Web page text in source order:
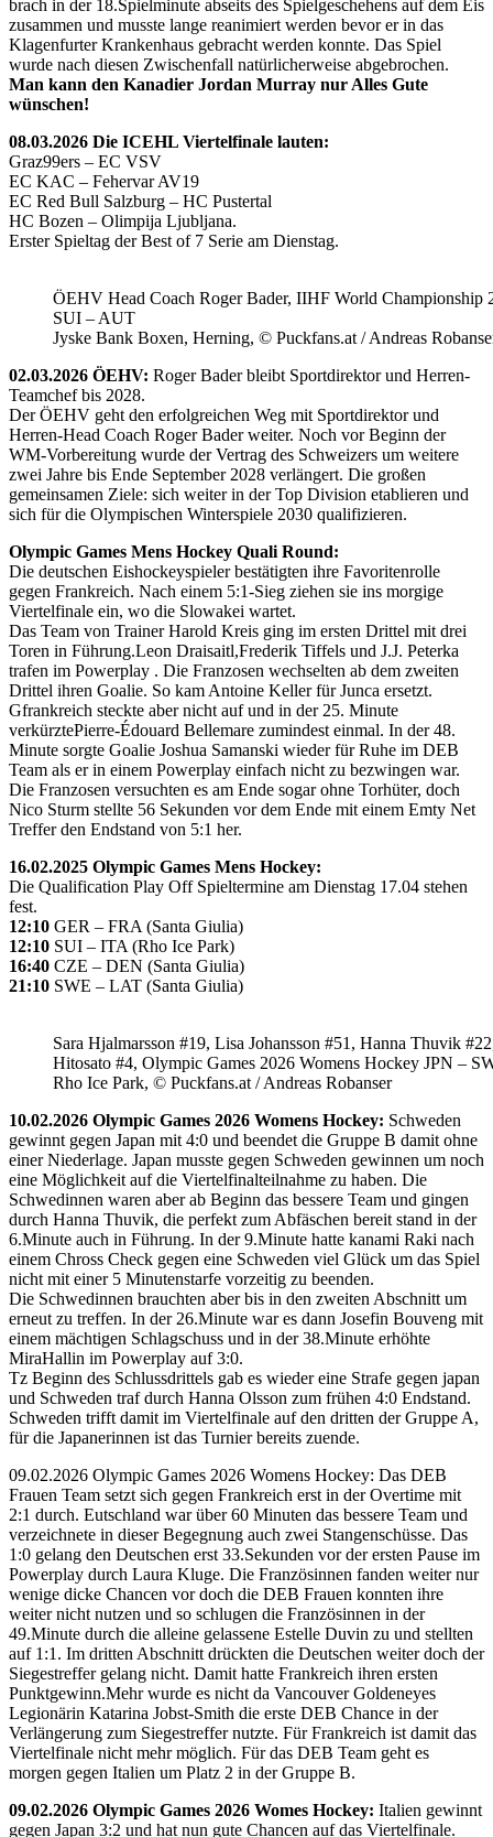
brach in der 18.Spielminute abseits des Spielgeschehens auf dem Eis
zusammen und musste lange reanimiert werden bevor er in das
Klagenfurter Krankenhaus gebracht werden konnte. Das Spiel
wurde nach diesen Zwischenfall natürlicherweise abgebrochen.
Man kann den Kanadier Jordan Murray nur Alles Gute
wünschen!
08.03.2026 Die ICEHL Viertelfinale lauten:
Graz99ers – EC VSV
EC KAC – Fehervar AV19
EC Red Bull Salzburg – HC Pustertal
HC Bozen – Olimpija Ljubljana.
Erster Spieltag der Best of 7 Serie am Dienstag.
ÖEHV Head Coach Roger Bader, IIHF World Championship
SUI – AUT
Jyske Bank Boxen, Herning, © Puckfans.at / Andreas
02.03.2026 ÖEHV: Roger Bader bleibt Sportdirektor und Herren-
Teamchef bis 2028.
Der ÖEHV geht den erfolgreichen Weg mit Sportdirektor und
Herren-Head Coach Roger Bader weiter. Noch vor Beginn der
WM-Vorbereitung wurde der Vertrag des Schweizers um weitere
zwei Jahre bis Ende September 2028 verlängert. Die großen
gemeinsamen Ziele: sich weiter in der Top Division etablieren und
sich für die Olympischen Winterspiele 2030 qualifizieren.
Olympic Games Mens Hockey Quali Round:
Die deutschen Eishockeyspieler bestätigten ihre Favoritenrolle
gegen Frankreich. Nach einem 5:1-Sieg ziehen sie ins morgige
Viertelfinale ein, wo die Slowakei wartet.
Das Team von Trainer Harold Kreis ging im ersten Drittel mit drei
Toren in Führung.Leon Draisaitl,Frederik Tiffels und J.J. Peterka
trafen im Powerplay . Die Franzosen wechselten ab dem zweiten
Drittel ihren Goalie. So kam Antoine Keller für Junca ersetzt.
Gfrankreich steckte aber nicht auf und in der 25. Minute
verkürztePierre-Édouard Bellemare zumindest einmal. In der 48.
Minute sorgte Goalie Joshua Samanski wieder für Ruhe im DEB
Team als er in einem Powerplay einfach nicht zu bezwingen war.
Die Franzosen versuchten es am Ende sogar ohne Torhüter, doch
Nico Sturm stellte 56 Sekunden vor dem Ende mit einem Emty Net
Treffer den Endstand von 5:1 her.
16.02.2025 Olympic Games Mens Hockey:
Die Qualification Play Off Spieltermine am Dienstag 17.04 stehen
fest.
12:10 GER – FRA (Santa Giulia)
12:10 SUI – ITA (Rho Ice Park)
16:40 CZE – DEN (Santa Giulia)
21:10 SWE – LAT (Santa Giulia)
Sara Hjalmarsson #19, Lisa Johansson #51, Hanna Thuvik
Hitosato #4, Olympic Games 2026 Womens Hockey JPN –
Rho Ice Park, © Puckfans.at / Andreas Robanser
10.02.2026 Olympic Games 2026 Womens Hockey: Schweden
gewinnt gegen Japan mit 4:0 und beendet die Gruppe B damit ohne
einer Niederlage. Japan musste gegen Schweden gewinnen um noch
eine Möglichkeit auf die Viertelfinalteilnahme zu haben. Die
Schwedinnen waren aber ab Beginn das bessere Team und gingen
durch Hanna Thuvik, die perfekt zum Abfäschen bereit stand in der
6.Minute auch in Führung. In der 9.Minute hatte kanami Raki nach
einem Chross Check gegen eine Schweden viel Glück um das Spiel
nicht mit einer 5 Minutenstarfe vorzeitig zu beenden.
Die Schwedinnen brauchten aber bis in den zweiten Abschnitt um
erneut zu treffen. In der 26.Minute war es dann Josefin Bouveng mit
einem mächtigen Schlagschuss und in der 38.Minute erhöhte
MiraHallin im Powerplay auf 3:0.
Tz Beginn des Schlussdrittels gab es wieder eine Strafe gegen japan
und Schweden traf durch Hanna Olsson zum frühen 4:0 Endstand.
Schweden trifft damit im Viertelfinale auf den dritten der Gruppe A,
für die Japanerinnen ist das Turnier bereits zuende.
09.02.2026 Olympic Games 2026 Womens Hockey: Das DEB
Frauen Team setzt sich gegen Frankreich erst in der Overtime mit
2:1 durch. Eutschland war über 60 Minuten das bessere Team und
verzeichnete in dieser Begegnung auch zwei Stangenschüsse. Das
1:0 gelang den Deutschen erst 33.Sekunden vor der ersten Pause im
Powerplay durch Laura Kluge. Die Französinnen fanden weiter nur
wenige dicke Chancen vor doch die DEB Frauen konnten ihre
weiter nicht nutzen und so schlugen die Französinnen in der
49.Minute durch die alleine gelassene Estelle Duvin zu und stellten
auf 1:1. Im dritten Abschnitt drückten die Deutschen weiter doch der
Siegestreffer gelang nicht. Damit hatte Frankreich ihren ersten
Punktgewinn.Mehr wurde es nicht da Vancouver Goldeneyes
Legionärin Katarina Jobst-Smith die erste DEB Chance in der
Verlängerung zum Siegestreffer nutzte. Für Frankreich ist damit das
Viertelfinale nicht mehr möglich. Für das DEB Team geht es
morgen gegen Italien um Platz 2 in der Gruppe B.
09.02.2026 Olympic Games 2026 Womes Hockey: Italien gewinnt
gegen Japan 3:2 und hat nun gute Chancen auf das Viertelfinale.